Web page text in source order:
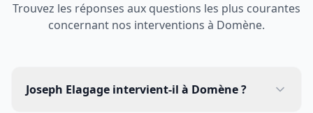
Trouvez les réponses aux questions les plus courantes
concernant nos interventions à Domène.
Joseph Elagage intervient-il à Domène ?